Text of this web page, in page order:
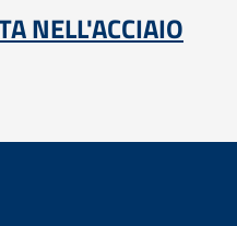
NELL'ACCIAIO